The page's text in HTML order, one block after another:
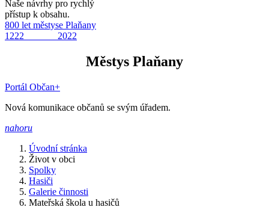
Naše návrhy pro rychlý
přístup k obsahu.
800 let městyse Plaňany
1222 2022
Městys Plaňany
Portál Občan+
Nová komunikace občanů se svým úřadem.
nahoru
Úvodní stránka
Život v obci
Spolky
Hasiči
Galerie činnosti
Mateřská škola u hasičů